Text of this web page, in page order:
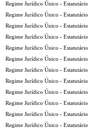
Regime Jurídico Único - Estatutário
Regime Jurídico Único - Estatutário
Regime Jurídico Único - Estatutário
Regime Jurídico Único - Estatutário
Regime Jurídico Único - Estatutário
Regime Jurídico Único - Estatutário
Regime Jurídico Único - Estatutário
Regime Jurídico Único - Estatutário
Regime Jurídico Único - Estatutário
Regime Jurídico Único - Estatutário
Regime Jurídico Único - Estatutário
Regime Jurídico Único - Estatutário